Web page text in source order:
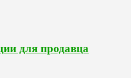
для продавца